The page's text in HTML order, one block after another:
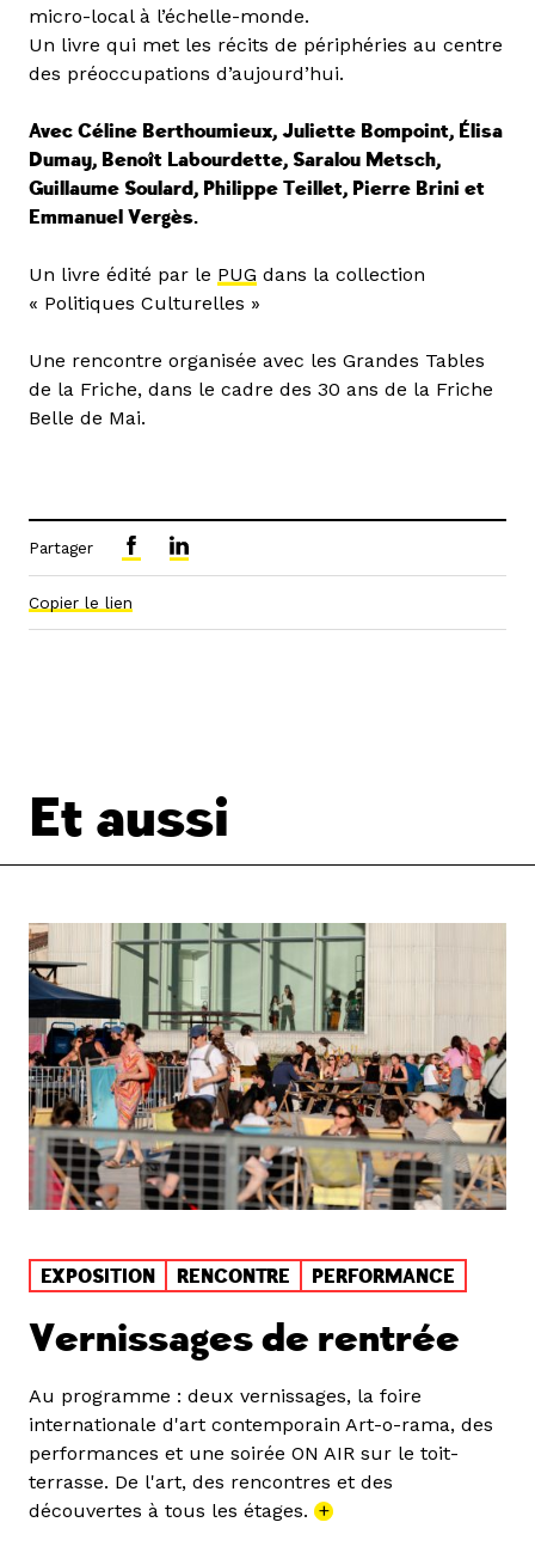
micro-local à l’échelle-monde.
Un livre qui met les récits de périphéries au centre
des préoccupations d’aujourd’hui.
Avec Céline Berthoumieux, Juliette Bompoint, Élisa
Dumay, Benoît Labourdette, Saralou Metsch,
Guillaume Soulard, Philippe Teillet, Pierre Brini et
Emmanuel Vergès.
Un livre édité par le PUG dans la collection
« Politiques Culturelles »
Une rencontre organisée avec les Grandes Tables
de la Friche, dans le cadre des 30 ans de la Friche
Belle de Mai.
Partager
Copier le lien
Et aussi
EXPOSITION RENCONTRE PERFORMANCE
Vernissages de rentrée
Au programme : deux vernissages, la foire
internationale d'art contemporain Art-o-rama, des
performances et une soirée ON AIR sur le toit-
terrasse. De l'art, des rencontres et des
découvertes à tous les étages. +